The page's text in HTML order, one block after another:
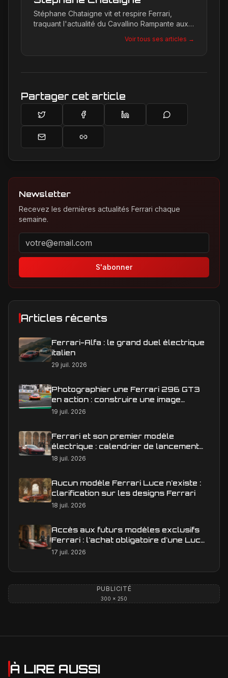
Stéphane Chataigne vit et respire Ferrari,
traquant l'actualité du Cavallino Rampante aux
permet de décrypter les tendances et les
secrets de la marque, offrant une plongée
passionnés.
Voir tous ses articles →
Partager cet article
Newsletter
Recevez les dernières actualités Ferrari chaque
semaine.
Adresse email pour la newsletter
S'abonner
Articles récents
Ferrari-Alfa : le grand duel électrique
italien
29 juil. 2026
Photographier une Ferrari 296 GT3
en action : construire une image
éditoriale qui raconte la course
19 juil. 2026
Ferrari et son premier modèle
électrique : calendrier de lancement
en Europe
18 juil. 2026
Aucun modèle Ferrari Luce n'existe :
clarification sur les designs Ferrari
18 juil. 2026
Accès aux futurs modèles exclusifs
Ferrari : l'achat obligatoire d'une Luce
est-il une réalité ?
17 juil. 2026
PUBLICITÉ
300 × 250
À LIRE AUSSI